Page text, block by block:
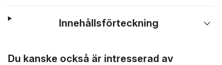
Innehållsförteckning
Du kanske också är intresserad av